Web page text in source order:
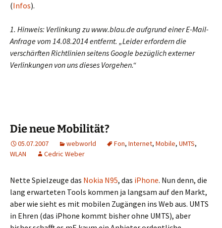
(Infos).
1. Hinweis: Verlinkung zu www.blau.de aufgrund einer E-Mail-
Anfrage vom 14.08.2014 entfernt. „Leider erfordern die
verschärften Richtlinien seitens Google bezüglich externer
Verlinkungen von uns dieses Vorgehen.“
Die neue Mobilität?
05.07.2007 webworld Fon, Internet, Mobile, UMTS,
WLAN
Cedric Weber
Nette Spielzeuge das Nokia N95, das iPhone. Nun denn, die
lang erwarteten Tools kommen ja langsam auf den Markt,
aber wie sieht es mit mobilen Zugängen ins Web aus. UMTS
in Ehren (das iPhone kommt bisher ohne UMTS), aber